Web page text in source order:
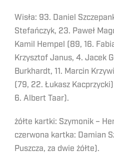
Wisła: 93. Daniel
Stefańczyk, 23. Paweł
Kamil Hempel (89, 16.
Krzysztof Janus, 4. Jacek
Burkhardt, 11. Marcin
(79, 22. Łukasz
6. Albert Taar).
żółte kartki: Szymonik –
czerwona kartka: Damian
Puszcza, za dwie żółte).